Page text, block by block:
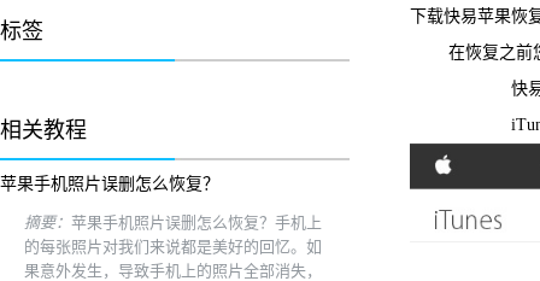
标签
相关教程
苹果手机照片误删怎么恢复？
摘要： 苹果手机照片误删怎么恢复？手机上
的每张照片对我们来说都是美好的回忆。如
果意外发生，导致手机上的照片全部消失，
下载快易苹果恢
在恢复之前您
快易苹果
iTunes的